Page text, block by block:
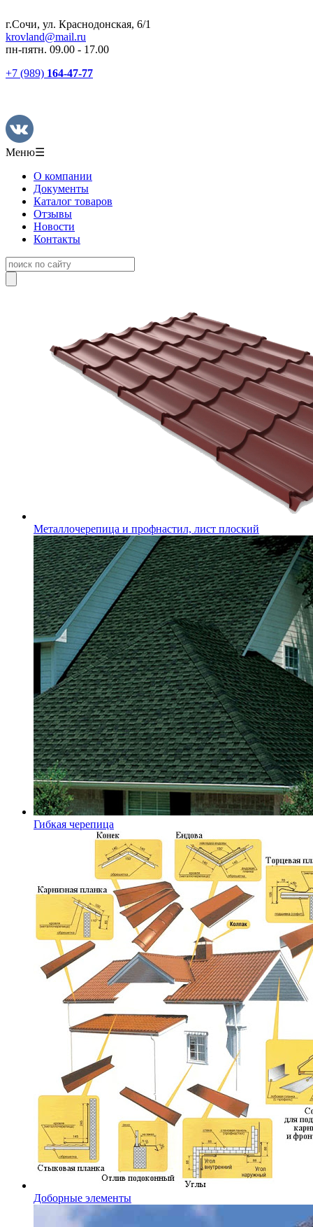
г.Сочи, ул. Краснодонская, 6/1
krovland@mail.ru
пн-пятн. 09.00 - 17.00
+7 (989) 164-47-77
Меню☰
О компании
Документы
Каталог товаров
Отзывы
Новости
Контакты
Металлочерепица и профнастил, лист плоский
Гибкая черепица
Доборные элементы